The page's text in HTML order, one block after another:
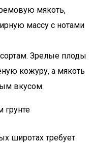
мякоть,
массу с нотами
Зрелые плоды
кожуру, а мякоть
вкусом.
широтах требует